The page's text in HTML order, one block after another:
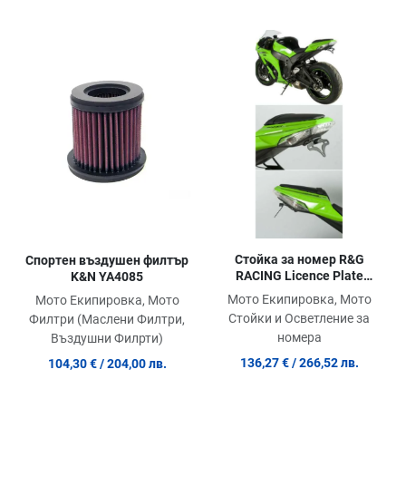
Добави в любими
Сравни продукт
Спортен въздушен филтър
K&N YA4085
Мото Екипировка, Мото
Филтри (Маслени Филтри,
Въздушни Филрти)
104,30 € / 204,00 лв.
Стойка за номер R&G
RACING Licence Plate
Holder Kawasaki ZX10R 11-
15
Мото Екипировка, Мото
Стойки и Осветление за
номера
136,27 € / 266,52 лв.